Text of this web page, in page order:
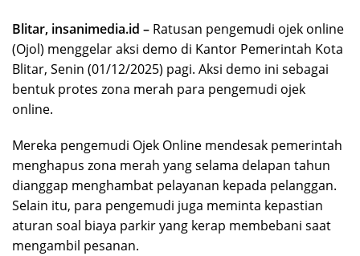
Blitar, insanimedia.id – Ratusan pengemudi ojek online
(Ojol) menggelar aksi demo di Kantor Pemerintah Kota
Blitar, Senin (01/12/2025) pagi. Aksi demo ini sebagai
bentuk protes zona merah para pengemudi ojek
online.
Mereka pengemudi Ojek Online mendesak pemerintah
menghapus zona merah yang selama delapan tahun
dianggap menghambat pelayanan kepada pelanggan.
Selain itu, para pengemudi juga meminta kepastian
aturan soal biaya parkir yang kerap membebani saat
mengambil pesanan.